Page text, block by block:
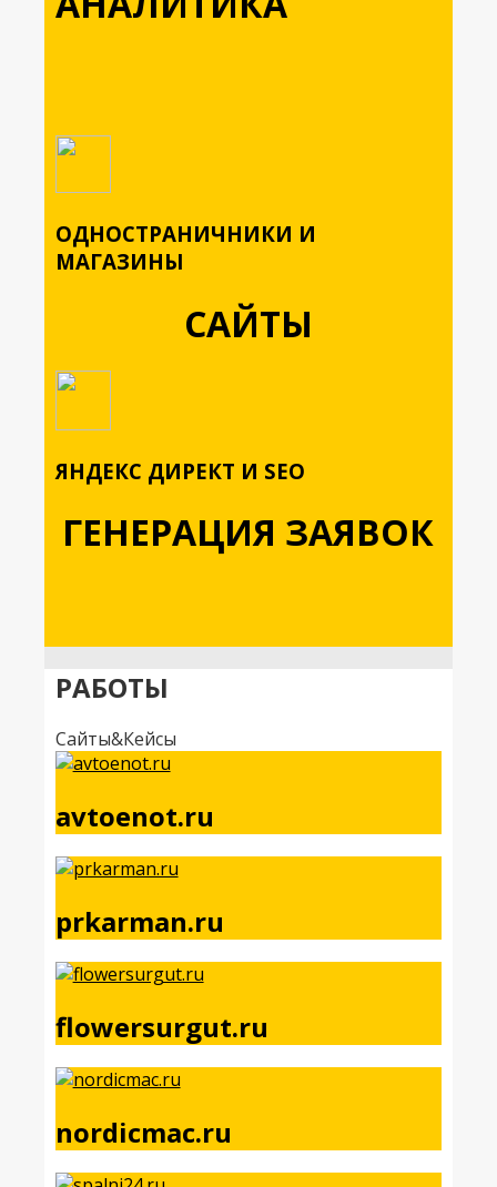
ОДНОСТРАНИЧНИКИ И
МАГАЗИНЫ
САЙТЫ
ЯНДЕКС ДИРЕКТ И SEO
ГЕНЕРАЦИЯ ЗАЯВОК
РАБОТЫ
Сайты&Кейсы
avtoenot.ru
prkarman.ru
flowersurgut.ru
nordicmac.ru